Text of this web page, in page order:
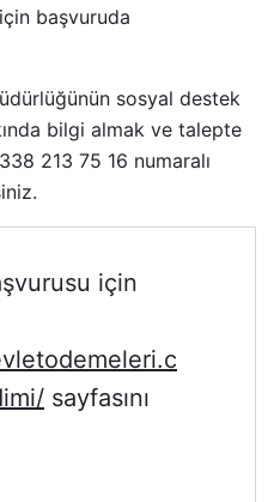
başvuruda
sosyal destek
bilgi almak ve talepte
213 75 16 numaralı
için
sayfasını